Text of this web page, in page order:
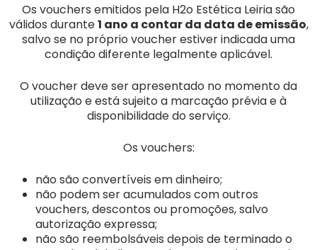
Os vouchers emitidos pela H2o Estética Leiria são
válidos durante1 ano a contar da data de emissão,
salvo se no próprio voucher estiver indicada uma
condição diferente legalmente aplicável.
O voucher deve ser apresentado no momento da
utilização e está sujeito a marcação prévia e à
disponibilidade do serviço.
Os vouchers:
não são convertíveis em dinheiro;
não podem ser acumulados com outros
vouchers, descontos ou promoções, salvo
autorização expressa;
não são reembolsáveis depois de terminado o